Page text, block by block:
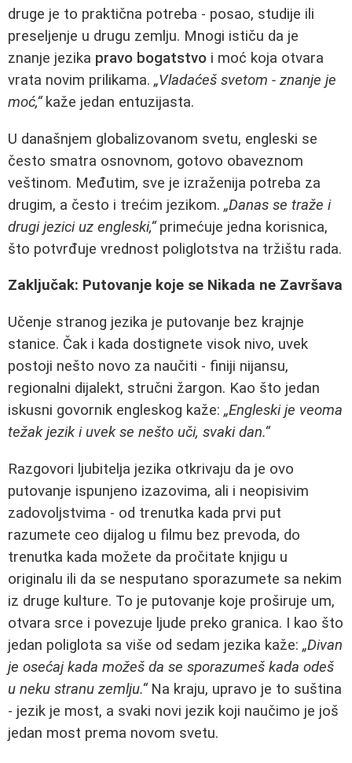
druge je to praktična potreba - posao, studije ili
preseljenje u drugu zemlju. Mnogi ističu da je
znanje jezika pravo bogatstvo i moć koja otvara
vrata novim prilikama. „Vladaćeš svetom - znanje je
moć,“kaže jedan entuzijasta.
U današnjem globalizovanom svetu, engleski se
često smatra osnovnom, gotovo obaveznom
veštinom. Međutim, sve je izraženija potreba za
drugim, a često i trećim jezikom. „Danas se traže i
drugi jezici uz engleski,“primećuje jedna korisnica,
što potvrđuje vrednost poliglotstva na tržištu rada.
Zaključak: Putovanje koje se Nikada ne Završava
Učenje stranog jezika je putovanje bez krajnje
stanice. Čak i kada dostignete visok nivo, uvek
postoji nešto novo za naučiti - finiji nijansu,
regionalni dijalekt, stručni žargon. Kao što jedan
iskusni govornik engleskog kaže: „Engleski je veoma
težak jezik i uvek se nešto uči, svaki dan.“
Razgovori ljubitelja jezika otkrivaju da je ovo
putovanje ispunjeno izazovima, ali i neopisivim
zadovoljstvima - od trenutka kada prvi put
razumete ceo dijalog u filmu bez prevoda, do
trenutka kada možete da pročitate knjigu u
originalu ili da se nesputano sporazumete sa nekim
iz druge kulture. To je putovanje koje proširuje um,
otvara srce i povezuje ljude preko granica. I kao što
jedan poliglota sa više od sedam jezika kaže: „Divan
je osećaj kada možeš da se sporazumeš kada odeš
u neku stranu zemlju.“Na kraju, upravo je to suština
- jezik je most, a svaki novi jezik koji naučimo je još
jedan most prema novom svetu.